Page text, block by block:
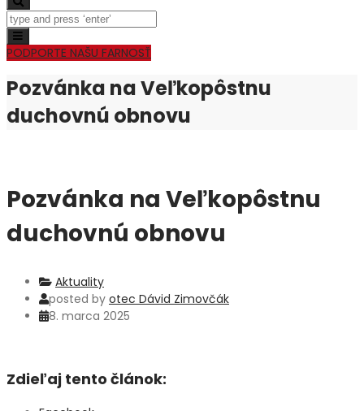
Toggle
navigation
PODPORTE NAŠU FARNOSŤ
Pozvánka na Veľkopôstnu
duchovnú obnovu
Pozvánka na Veľkopôstnu
duchovnú obnovu
Aktuality
posted by otec Dávid Zimovčák
8. marca 2025
Zdieľaj tento článok: